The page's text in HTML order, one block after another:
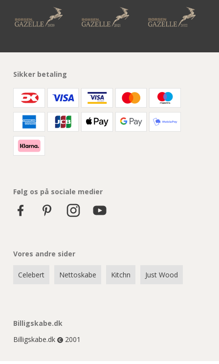
Sikker betaling
Følg os på sociale medier
Vores andre sider
Celebert Nettoskabe Kitchn Just Wood
Billigskabe.dk
Billigskabe.dk
2001